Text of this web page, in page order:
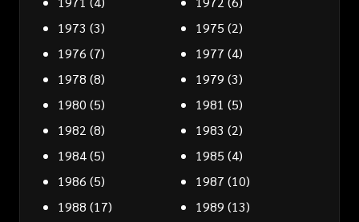
1973 (3) 1975 (2)
1976 (7) 1977 (4)
1978 (8) 1979 (3)
1980 (5) 1981 (5)
1982 (8) 1983 (2)
1984(5) 1985 (4)
1986 (5) 1987 (10)
1988 (17) 1989 (13)